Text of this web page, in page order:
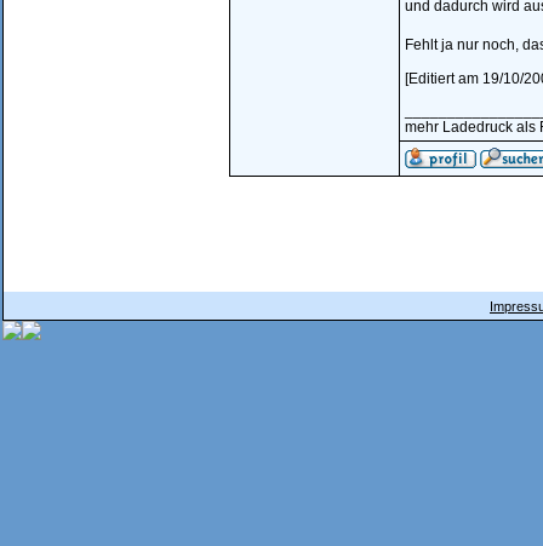
und dadurch wird
Fehlt ja nur noch,
[Editiert am 19/10/
mehr Ladedruck als